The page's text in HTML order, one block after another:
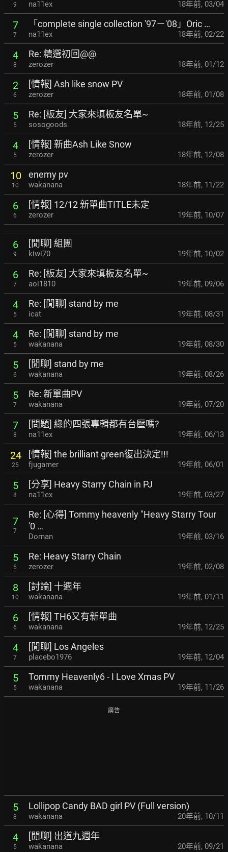
9 na11ex 18年前, 03/04
7
7
「complete single collection '97－'08」Oric …
na11ex 18年前, 02/22
4
8
Re: 精選初回@@
zerozer 18年前, 01/12
2
6
[情報] Ash like snow PV
zerozer 18年前, 01/08
5
5
Re: [板友] 大家來填板友名單~
sosogoods 18年前, 12/25
4
5
[情報] 新曲Ash Like Snow
zerozer 18年前, 12/08
10
10
enemy pv
wakanana 18年前, 11/22
6
6
[情報] 12/12 新單曲TITLE未定
zerozer 19年前, 10/07
6
9
[閒聊] 組團
kiwi70 19年前, 10/02
6
7
Re: [板友] 大家來填板友名單~
aoi1810 19年前, 09/06
4
5
Re: [閒聊] stand by me
icat 19年前, 08/31
4
5
Re: [閒聊] stand by me
wakanana 19年前, 08/30
5
6
[閒聊] stand by me
wakanana 19年前, 08/26
5
7
Re: 新單曲PV
wakanana 19年前, 07/20
7
8
[問題] 綠的四張專輯都有台壓嗎?
na11ex 19年前, 06/13
24
25
[情報] the brilliant green復出決定!!!
fjugamer 19年前, 06/01
5
8
[分享] Heavy Starry Chain in PJ
na11ex 19年前, 03/27
7
7
Re: [心得] Tommy heavenly "Heavy Starry Tour
'0 …
Dornan 19年前, 03/16
5
5
Re: Heavy Starry Chain
zerozer 19年前, 02/08
8
10
[討論] 十週年
wakanana 19年前, 01/11
6
6
[情報] TH6又有新單曲
wakanana 19年前, 12/25
4
7
[閒聊] Los Angeles
placebo1976 19年前, 12/04
5
5
Tommy Heavenly6 - I Love Xmas PV
wakanana 19年前, 11/26
廣告
5
8
Lollipop Candy BAD girl PV (Full version)
wakanana 20年前, 10/11
4
5
[閒聊] 出道九週年
wakanana 20年前, 09/21